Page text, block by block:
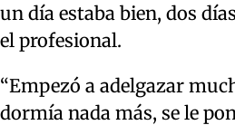
un día estaba bien, dos
el profesional.
“Empezó a adelgazar
dormía nada más, se le